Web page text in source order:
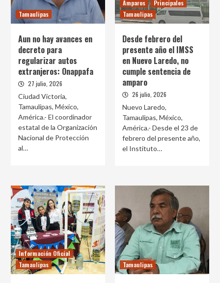
Tamaulipas
Aun no hay avances en
decreto para
regularizar autos
extranjeros: Onappafa
27 julio, 2026
Ciudad Victoria,
Tamaulipas, México,
América.- El coordinador
estatal de la Organización
Nacional de Protección
al…
Amparos
Principales
Tamaulipas
Desde febrero del
presente año el IMSS
en Nuevo Laredo, no
cumple sentencia de
amparo
26 julio, 2026
Nuevo Laredo,
Tamaulipas, México,
América.- Desde el 23 de
febrero del presente año,
el Instituto…
Información Oficial
Tamaulipas
Tamaulipas